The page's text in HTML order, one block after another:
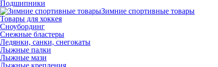
Подшипники
Зимние спортивные товары
Товары для хоккея
Сноубординг
Снежные бластеры
Ледянки, санки, снегокаты
Лыжные палки
Лыжные мази
Лыжные крепления